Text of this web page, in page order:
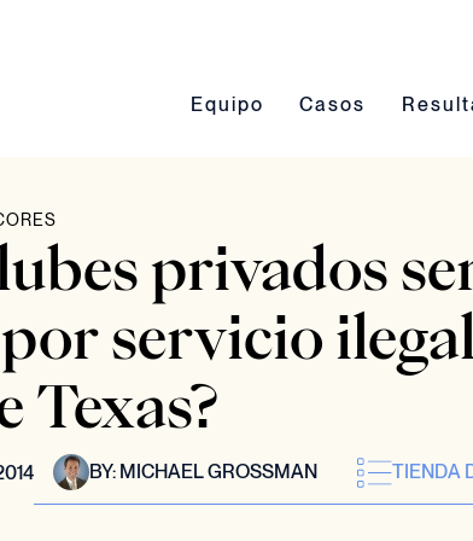
Conmutación del submenú
Equipo Conmutación del
Casos
privados
servicio
Texas?
BY: MICHAEL GROSSMAN TIENDA